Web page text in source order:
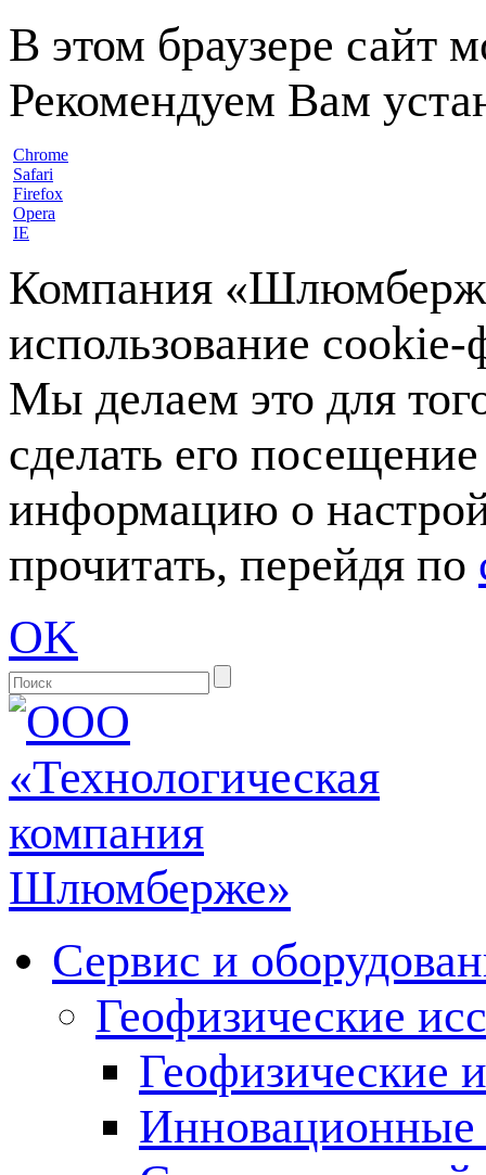
В этом браузере сайт
Рекомендуем Вам
Chrome
Safari
Firefox
Opera
IE
Компания
использование
Мы делаем это для
сделать его
информацию о
прочитать, перейдя по
OK
Сервис и
Геофизические
Геофизические
Инновационные